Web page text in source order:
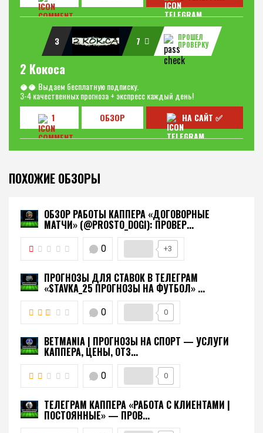
3 7
ПРОШЕЛ
ПРОВЕРКУ
2 Кокоса
🥥🥥 Выдаем бесплатную подписку.
3-4 качественных прогноза + экспресс каждый день!
1
ОБЗОР НА САЙТ ✅
ПОХОЖИЕ ОБЗОРЫ
ОБЗОР РАБОТЫ КАППЕРА «ДОГОВОРНЫЕ
МАТЧИ» (@PROSTO_DOGI): ПРОВЕР...
0 +3
ПРОГНОЗЫ ДЛЯ СТАВОК В ТЕЛЕГРАМ
«STAVKA_25 ПРОГНОЗЫ НА ФУТБОЛ» ...
0 0
BETMANIA | ПРОГНОЗЫ НА СПОРТ — УСЛУГИ
КАППЕРА, ЦЕНЫ, ОТЗ...
0 0
ТЕЛЕГРАМ КАППЕРА «РАБОТА С КЛИЕНТАМИ |
ПОСТОЯННЫЕ» — ПРОВ...